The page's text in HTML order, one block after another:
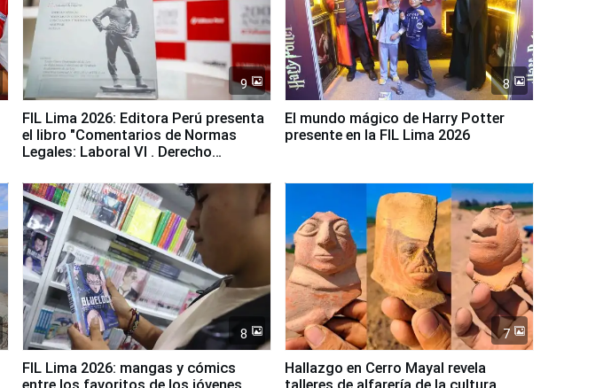
9
FIL Lima 2026: Editora Perú presenta
el libro "Comentarios de Normas
Legales: Laboral Vl . Derecho
8
El mundo mágico de Harry Potter
presente en la FIL Lima 2026
8
FIL Lima 2026: mangas y cómics
7
Hallazgo en Cerro Mayal revela